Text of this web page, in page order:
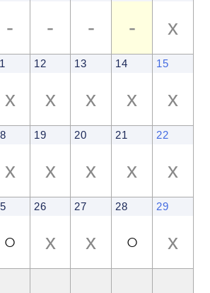
- - - - x
x
12
x
13
x
14
x
15
x
x
19
x
20
x
21
x
22
x
○
26
x
27
x
28
○
29
x